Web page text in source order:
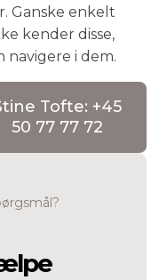
Ganske enkelt
kender disse,
navigere i dem.
Tofte: +45
50 77 77 72